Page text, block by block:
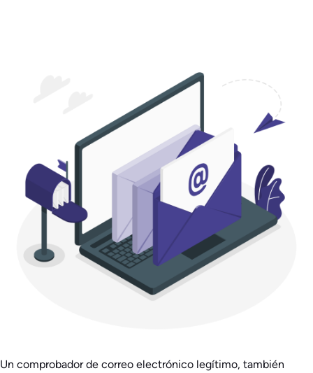
Un comprobador de correo electrónico legítimo, también